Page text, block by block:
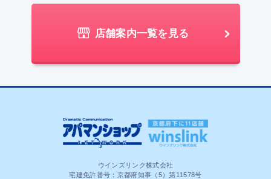
店舗案内一覧を見る
ウインズリンク株式会社
宅建免許番号：京都府知事（5）第11578号